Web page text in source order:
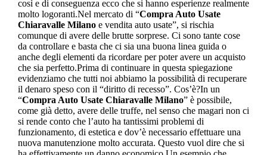
così e di conseguenza ecco che si hanno esperienze realmente
molto logoranti.Nel mercato di “Compra Auto Usate
Chiaravalle Milanoe vendita auto usate”, si rischia
comunque di avere delle brutte sorprese. Ci sono tante cose
da controllare e basta che ci sia una buona linea guida o
anche degli elementi da ricordare per poter avere un acquisto
che sia perfetto.Prima di continuare in questa spiegazione
evidenziamo che tutti noi abbiamo la possibilità di recuperare
il denaro speso con il “diritto di recesso”. Cos’è?In un
“Compra Auto Usate Chiaravalle Milano” è possibile,
come già detto, avere delle truffe, nel senso che magari non ci
si rende conto che l’auto ha tantissimi problemi di
funzionamento, di estetica e dov’è necessario effettuare una
nuova manutenzione molto accurata. Questo vuol dire che si